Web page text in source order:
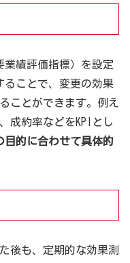
業績評価指標）を設定
ることで、変更の効果
ことができます。例え
成約率などをKPIとし
目的に合わせて具体的
後も、定期的な効果測